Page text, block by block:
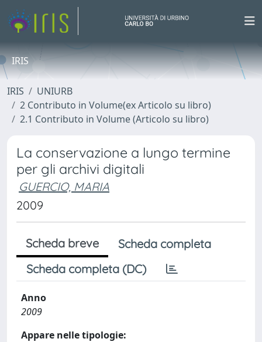
IRIS
IRIS
UNIURB
2 Contributo in Volume(ex Articolo su libro)
2.1 Contributo in Volume (Articolo su libro)
La conservazione a lungo termine
per gli archivi digitali
GUERCIO, MARIA
2009
Scheda breve
Scheda completa
Scheda completa (DC)
Anno
2009
Appare nelle tipologie: